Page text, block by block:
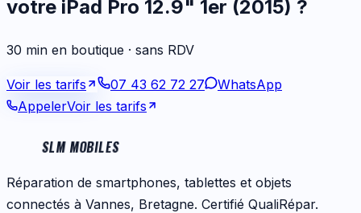
votre iPad Pro 12.9" 1er (2015) ?
30 min en boutique · sans RDV
Voir les tarifs 07 43 62 72 27
WhatsApp
AppelerVoir les tarifs
SLM MOBILES
Réparation de smartphones, tablettes et objets
connectés à Vannes, Bretagne. Certifié QualiRépar.